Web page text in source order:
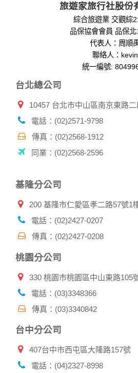
除非取得您的同意或其他法令之特別
的個人資料揭露予第三人或使用於蒐
在您於本網站註冊帳號、使用本網站
贈獎時，本網站會收集您的個人識別
業夥伴處取得個人資料。
當客戶在本網站註冊時，我們會取得
當您註冊成功，並登入使用我們的服
號、電子郵件、出生日期、性別、行
成功，並登入使用我們的服務後，本
其他除了上述，會保留您在上網瀏覽
生的相關記錄，包括您使用連線設備
的瀏覽器予以標示，歸納使用者瀏覽
商，或與連結本網站，也可能蒐集您
保護政策，其資料處理措施不適用本
公司不負任何連帶責任。
或電子郵件給您。本公司除了在該資
收這些資料或電子郵件的方法及說明。
資料使用:
本公司不會向任何人出售或出借您的個
資料：
違反本公司旗下網站的會員條款或產
2.為了保護使用者個人隱私，我們無法
帳號資料。若您有相關法律上問題需
旅遊家旅行社股份
綜合旅遊業 交觀綜
品保協會會員 品保
代表人：周順
聯絡人：kevin
統一編號:
台北總公司
10457 台北市中山區南京東路
電話：(02)2571-9798
傳真：(02)2568-1912
同業：(02)2568-2596
基隆分公司
200 基隆市仁愛區孝二路57號1
電話：(02)2427-0207
傳真：(02)2427-0208
桃園分公司
330 桃園市桃園區中山東路105
電話：(03)3348366
傳真：(03)3340842
台中分公司
407台中市西屯區大隆路157號
電話：(04)2327-8998